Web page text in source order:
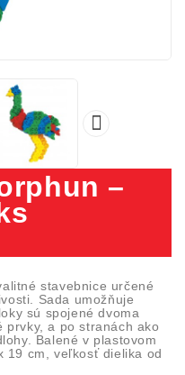

–
stavebnice určené
Sada umožňuje
sú spojené dvoma
prvky, a po stranách ako
Balené v plastovom
19 cm, veľkosť dielika od